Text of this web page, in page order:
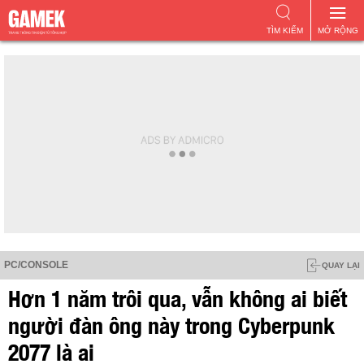
MỞ RỘNG
TÌM KIẾM
PC/CONSOLE QUAY LẠI
Hơn 1 năm trôi qua, vẫn không ai biết
người đàn ông này trong Cyberpunk
2077 là ai